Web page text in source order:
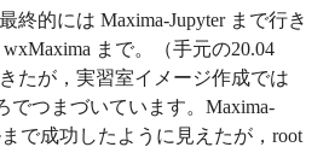
終的には Maxima-Jupyter まで行き
まで。（手元の20.04
たが，実習室イメージ作成では
でつまづいています。Maxima-
で成功したように見えたが，root